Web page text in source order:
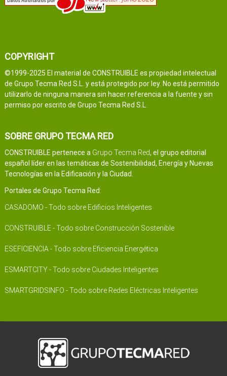
COPYRIGHT
©1999-2025 El material de CONSTRUIBLE es propiedad intelectual
de Grupo Tecma Red S.L. y está protegido por ley. No está permitido
utilizarlo de ninguna manera sin hacer referencia a la fuente y sin
permiso por escrito de Grupo Tecma Red S.L.
SOBRE GRUPO TECMA RED
CONSTRUIBLE pertenece a Grupo Tecma Red, el grupo editorial
español líder en las temáticas de Sostenibilidad, Energía y Nuevas
Tecnologías en la Edificación y la Ciudad.
Portales de Grupo Tecma Red:
CASADOMO - Todo sobre Edificios Inteligentes
CONSTRUIBLE - Todo sobre Construcción Sostenible
ESEFICIENCIA - Todo sobre Eficiencia Energética
ESMARTCITY - Todo sobre Ciudades Inteligentes
SMARTGRIDSINFO - Todo sobre Redes Eléctricas Inteligentes